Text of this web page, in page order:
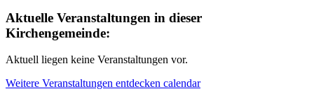
Aktuelle Veranstaltungen in dieser
Kirchengemeinde:
Aktuell liegen keine Veranstaltungen vor.
Weitere Veranstaltungen entdecken calendar